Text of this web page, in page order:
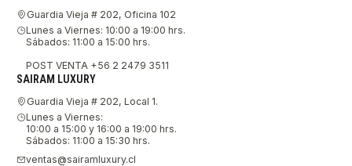
Guardia Vieja # 202, Oficina 102
Lunes a Viernes: 10:00 a 19:00 hrs.
Sábados: 11:00 a 15:00 hrs.
POST VENTA +56 2 2479 3511
SAIRAM LUXURY
Guardia Vieja # 202, Local 1.
Lunes a Viernes:
10:00 a 15:00 y 16:00 a 19:00 hrs.
Sábados: 11:00 a 15:30 hrs.
ventas@sairamluxury.cl